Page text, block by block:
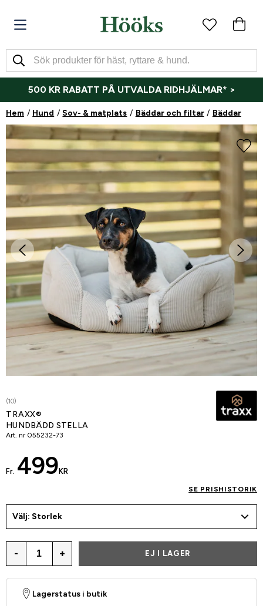
500 KR RABATT PÅ UTVALDA RIDHJÄLMAR* >
Hem Hund Sov- & matplats Bäddar och filtar Bäddar
(10)
TRAXX®
HUNDBÄDD STELLA
Art. nr 055232-73
Fr. 499 KR
SE PRISHISTORIK
Välj: Storlek
- + EJ I LAGER
Lagerstatus i butik